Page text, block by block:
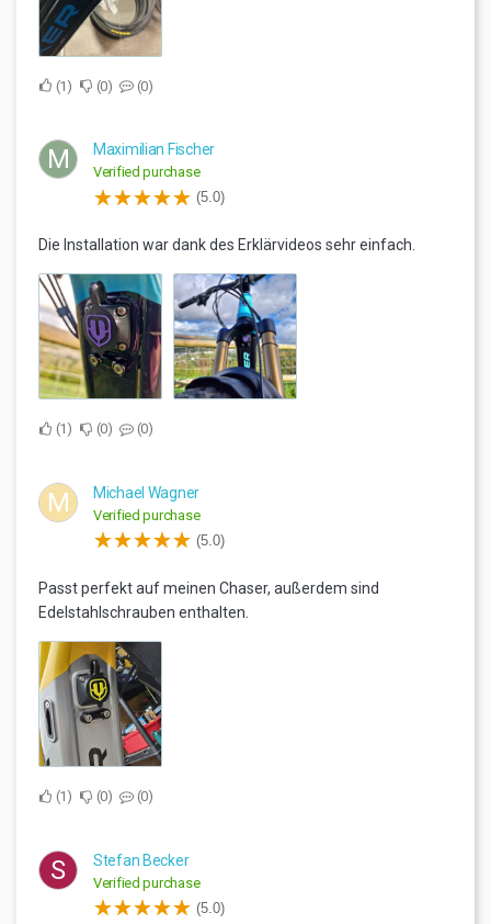
1 0 0
M Maximilian Fischer
Verified purchase
(5.0)
Die Installation war dank des Erklärvideos sehr einfach.
1 0 0
M Michael Wagner
Verified purchase
(5.0)
Passt perfekt auf meinen Chaser, außerdem sind
Edelstahlschrauben enthalten.
1 0 0
S Stefan Becker
Verified purchase
(5.0)